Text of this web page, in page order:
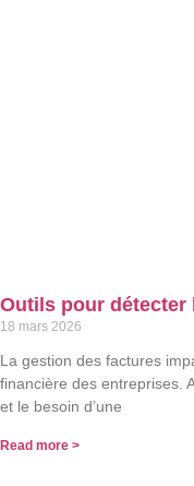
Outils pour détecter
18 mars 2026
La gestion des factures
financière des entreprises.
et le besoin d’une
Read more >